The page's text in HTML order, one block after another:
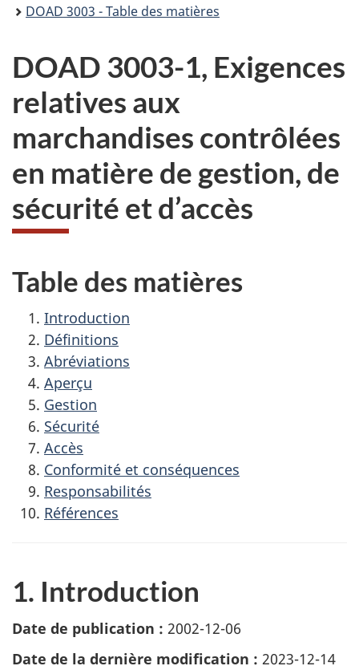
DOAD 3003 - Table des matières
DOAD 3003-1, Exigences
relatives aux
marchandises contrôlées
en matière de gestion, de
sécurité et d’accès
Table des matières
Introduction
Définitions
Abréviations
Aperçu
Gestion
Sécurité
Accès
Conformité et conséquences
Responsabilités
Références
1. Introduction
Date de publication : 2002-12-06
Date de la dernière modification : 2023-12-14